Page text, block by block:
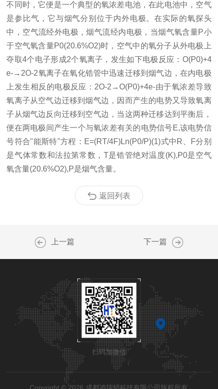
不同时，它便是一个典型的氧浓差电池，在此电池中，空气
是参比气，它与烟气分别位于内外电极。在实际的氧探头
中，空气流经外电极，烟气流经内电极，当烟气氧含量P小
于空气氧含量P0(20.6%O2)时，空气中的氧分子从外电极上
夺取4个电子形成2个氧离子，发生如下电极反应：O(P0)+4
e-→2O-2氧离子在氧化锆管中迅速迁移到烟气边，在内电极
上发生相反的电极反应：2O-2→O(P0)+4e-由于氧浓差导致
氧离子从空气边迁移到烟气边，因而产生的电势又导致氧离
子从烟气边反向迁移到空气边，当这两种迁移达到平衡后，
便在两电极间产生一个与氧浓差有关的电势信号E,该电势信
号符合"能斯特"方程：E=(RT/4F)Ln(P0/P)(1)式中R、F分别
是气体常数和法拉第常数，T是锆管绝对温度(K),P0是空气
氧含量(20.6%O2),P是烟气含量。
返回列表
上一篇 下一篇
扫码加微信